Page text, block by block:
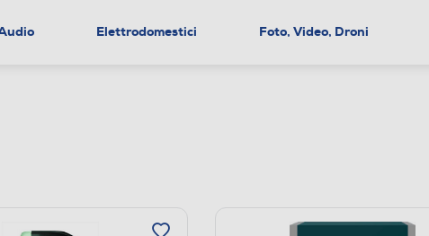
Elettrodomestici Foto, Video, Droni